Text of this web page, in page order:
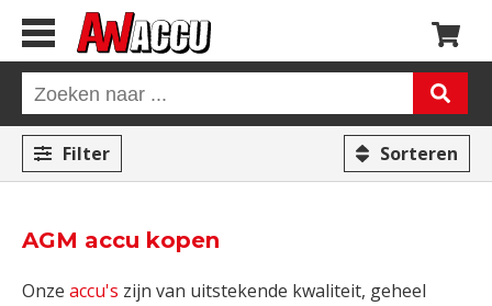
Filter Sorteren
AGM accu kopen
Onze accu's zijn van uitstekende kwaliteit, geheel